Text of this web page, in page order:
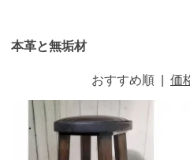
本革と無垢材
おすすめ順 価